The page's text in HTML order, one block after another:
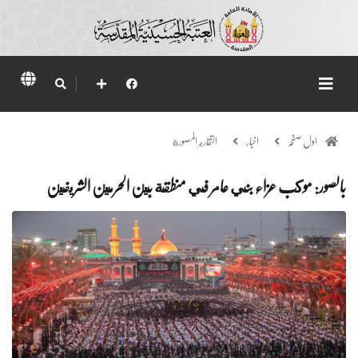
اول صفحہ اخبار التقارير المصورة
بالصور: موكب عزاء بني عامر في منطقة بين الحرمين الشريفين